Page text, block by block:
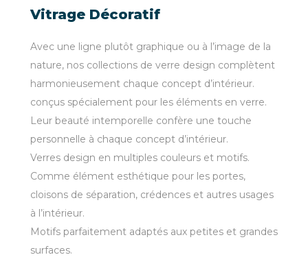
Vitrage Décoratif
Avec une ligne plutôt graphique ou à l’image de la
nature, nos collections de verre design complètent
harmonieusement chaque concept d’intérieur.
conçus spécialement pour les éléments en verre.
Leur beauté intemporelle confère une touche
personnelle à chaque concept d’intérieur.
Verres design en multiples couleurs et motifs.
Comme élément esthétique pour les portes,
cloisons de séparation, crédences et autres usages
à l’intérieur.
Motifs parfaitement adaptés aux petites et grandes
surfaces.